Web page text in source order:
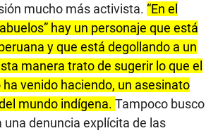
mucho más activista. “En el
hay un personaje que está
y que está degollando a un
manera trato de sugerir lo que el
venido haciendo, un asesinato
mundo indígena. Tampoco busco
una denuncia explícita de las